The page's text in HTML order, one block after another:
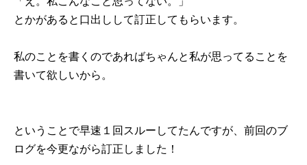
とかがあると口出しして訂正してもらいます。
私のことを書くのであればちゃんと私が思ってることを
書いて欲しいから。
ということで早速１回スルーしてたんですが、前回のブ
ログを今更ながら訂正しました！